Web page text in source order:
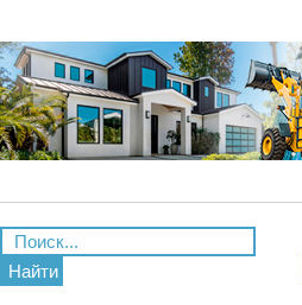
Найти